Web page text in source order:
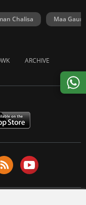
Chalisa Maa Gauri
ARCHIVE